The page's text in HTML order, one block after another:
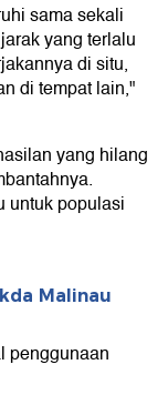
sama sekali
yang terlalu
di situ,
di tempat lain,"
yang hilang
untuk populasi
Malinau
penggunaan